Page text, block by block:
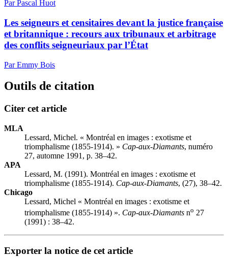
Par Pascal Huot
Les seigneurs et censitaires devant la justice française
et britannique : recours aux tribunaux et arbitrage
des conflits seigneuriaux par l’État
Par Emmy Bois
Outils de citation
Citer cet article
MLA
Lessard, Michel. « Montréal en images : exotisme et
triomphalisme (1855-1914). » Cap-aux-Diamants, numéro
27, automne 1991, p. 38–42.
APA
Lessard, M. (1991). Montréal en images : exotisme et
triomphalisme (1855-1914). Cap-aux-Diamants, (27), 38–42.
Chicago
Lessard, Michel « Montréal en images : exotisme et
triomphalisme (1855-1914) ». Cap-aux-Diamants no 27
(1991) : 38–42.
Exporter la notice de cet article